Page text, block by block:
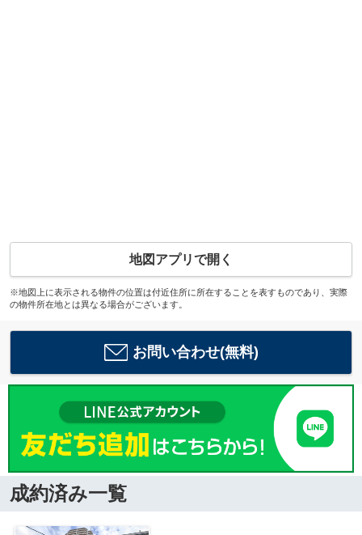
地図アプリで開く
※地図上に表示される物件の位置は付近住所に所在することを表すものであり、実際
の物件所在地とは異なる場合がございます。
お問い合わせ(無料)
成約済み一覧